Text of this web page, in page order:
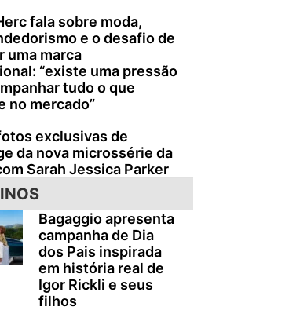
fala sobre moda,
e o desafio de
uma marca
“existe uma pressão
tudo o que
no mercado”
exclusivas de
da nova microssérie da
Sarah Jessica Parker
Bagaggio apresenta
campanha de Dia
dos Pais inspirada
em história real de
Igor Rickli e seus
filhos